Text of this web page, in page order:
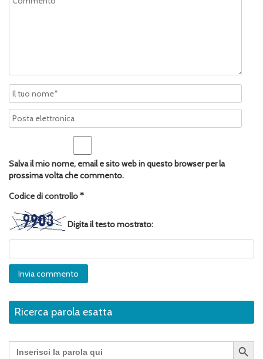
Salva il mio nome, email e sito web in questo browser per la
prossima volta che commento.
Codice di controllo*
Digita il testo mostrato:
Ricerca parola esatta
Search
for:
Search Button